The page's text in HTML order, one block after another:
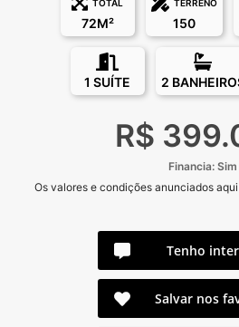
TOTAL
72M²
TERRENO
150
1 SUÍTE 2
R$
Financia: Sim
Os valores e condições anunciados
Tenho
Salvar nos